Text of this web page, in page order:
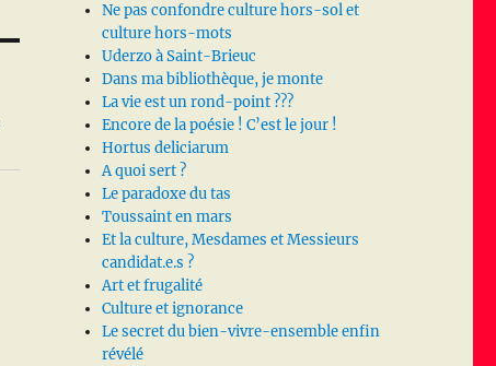
Ne pas confondre culture hors-sol et
culture hors-mots
Uderzo à Saint-Brieuc
Dans ma bibliothèque, je monte
La vie est un rond-point ???
Encore de la poésie ! C’est le jour !
Hortus deliciarum
A quoi sert ?
Le paradoxe du tas
Toussaint en mars
Et la culture, Mesdames et Messieurs
candidat.e.s ?
Art et frugalité
Culture et ignorance
Le secret du bien-vivre-ensemble enfin
révélé